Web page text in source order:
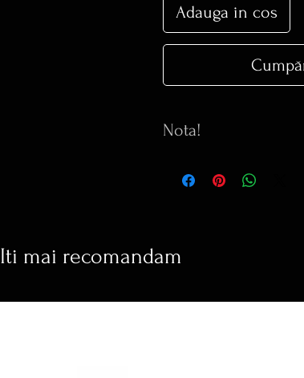
Adauga in cos
Nota!
poate COMANDA.
Pentru detalii
office@blankabijuterie.ro
Iti mai recomandam